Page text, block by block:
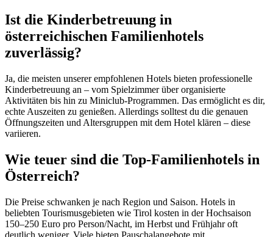
Ist die Kinderbetreuung in
österreichischen Familienhotels
zuverlässig?
Ja, die meisten unserer empfohlenen Hotels bieten professionelle
Kinderbetreuung an – vom Spielzimmer über organisierte
Aktivitäten bis hin zu Miniclub-Programmen. Das ermöglicht es dir,
echte Auszeiten zu genießen. Allerdings solltest du die genauen
Öffnungszeiten und Altersgruppen mit dem Hotel klären – diese
variieren.
Wie teuer sind die Top-Familienhotels in
Österreich?
Die Preise schwanken je nach Region und Saison. Hotels in
beliebten Tourismusgebieten wie Tirol kosten in der Hochsaison
150–250 Euro pro Person/Nacht, im Herbst und Frühjahr oft
deutlich weniger. Viele bieten Pauschalangebote mit